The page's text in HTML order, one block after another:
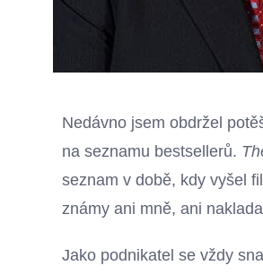
Nedávno jsem obdržel
na seznamu bestsellerů.
seznam v době, kdy vyšel
známy ani mně, ani
Jako podnikatel se vždy